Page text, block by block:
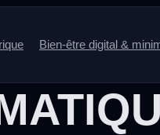
Bien-être digital &